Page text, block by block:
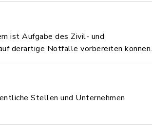
ist Aufgabe des Zivil- und
derartige Notfälle vorbereiten können.
Stellen und Unternehmen